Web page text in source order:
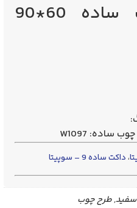
مشخصات داکت ساده 60*90
، داکت ساده 9 – سوپیتا
سفید, طرح چوب